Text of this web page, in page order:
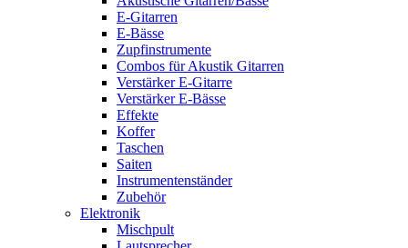
E-Gitarren
E-Bässe
Zupfinstrumente
Combos für Akustik Gitarren
Verstärker E-Gitarre
Verstärker E-Bässe
Effekte
Koffer
Taschen
Saiten
Instrumentenständer
Zubehör
Elektronik
Mischpult